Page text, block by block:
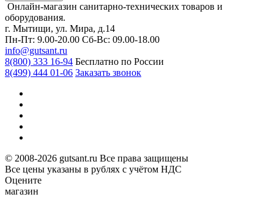
Онлайн-магазин санитарно-технических товаров и
оборудования.
г. Мытищи, ул. Мира, д.14
Пн-Пт: 9.00-20.00 Сб-Вс: 09.00-18.00
info@gutsant.ru
8(800) 333 16-94 Бесплатно по России
8(499) 444 01-06 Заказать звонок
© 2008-2026 gutsant.ru Все права защищены
Все цены указаны в рублях с учётом НДС
Оцените
магазин